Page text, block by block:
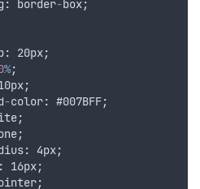
: border-box;
: 20px;
%;
px;
-color: #007BFF;
;
;
: 4px;
: 16px;
;